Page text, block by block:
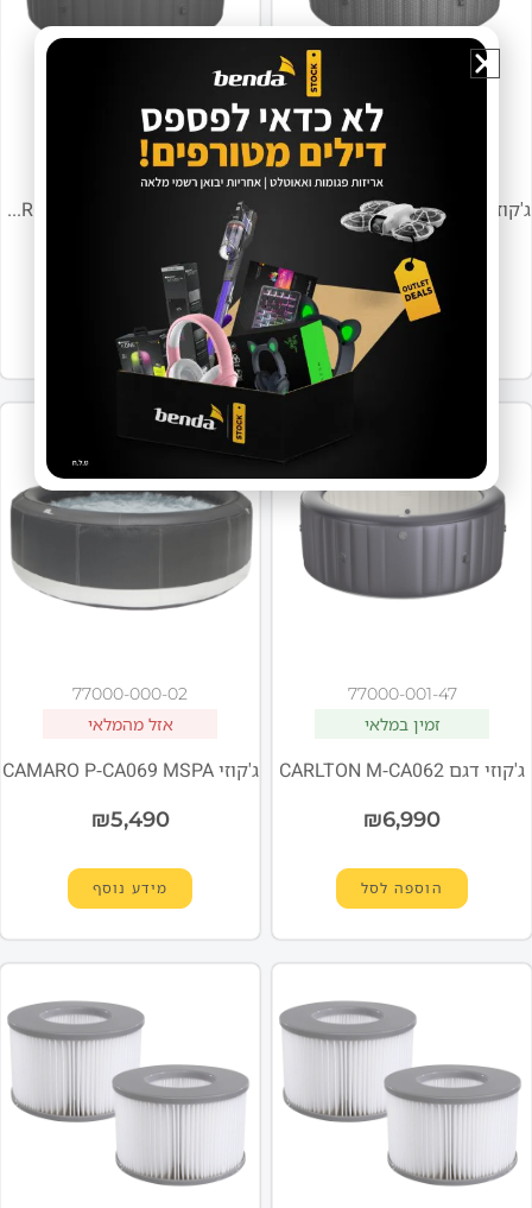
77000-001-54
אזל מהמלאי
5,990
מידע נוסף
77000-001-57
אזל מהמלאי
ג'קוזי ל-6 דגם BERGEN C-BE062
מידע נוסף
77000-001-47
זמין במלאי
ג'קוזי דגם CARLTON M-CA062
₪6,990
הוספה לסל
77000-000-02
אזל מהמלאי
ג'קוזי CAMARO P-CA069 MSPA
₪5,490
מידע נוסף